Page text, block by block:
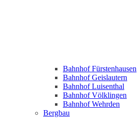
Bahnhof Fürstenhausen
Bahnhof Geislautern
Bahnhof Luisenthal
Bahnhof Völklingen
Bahnhof Wehrden
Bergbau